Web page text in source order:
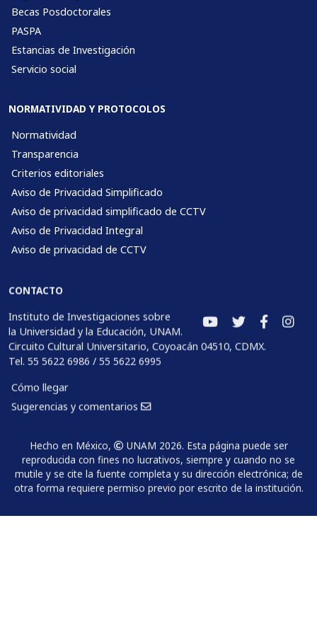
Becas Posdoctorales
PASPA
Estancias de Investigación
Servicio social
NORMATIVIDAD Y PROTOCOLOS
Normatividad
Transparencia
Criterios editoriales
Aviso de Privacidad Simplificado
Aviso de privacidad simplificado de CCTV
Aviso de Privacidad Integral
Aviso de privacidad de CCTV
CONTACTO
Instituto de Investigaciones sobre
la Universidad y la Educación, UNAM.
Circuito Cultural Universitario, Coyoacán 04510, CDMX.
Tel. 55 5622 6986 / 55 5622 6995
Cómo llegar
Sugerencias y comentarios
Hecho en México,
UNAM 2026. Esta página puede ser
reproducida con fines no lucrativos, siempre y cuando no se
mutile y se cite la fuente completa y su dirección electrónica; de
otra forma requiere permiso previo por escrito de la institución.